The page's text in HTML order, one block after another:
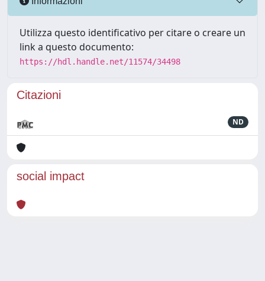
Utilizza questo identificativo per citare o creare un
link a questo documento:
https://hdl.handle.net/11574/34498
Citazioni
ND
social impact